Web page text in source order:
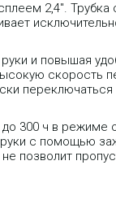
2,4''. Трубка
и повышая
скорость
300 ч в режиме
руки с помощью
позволит